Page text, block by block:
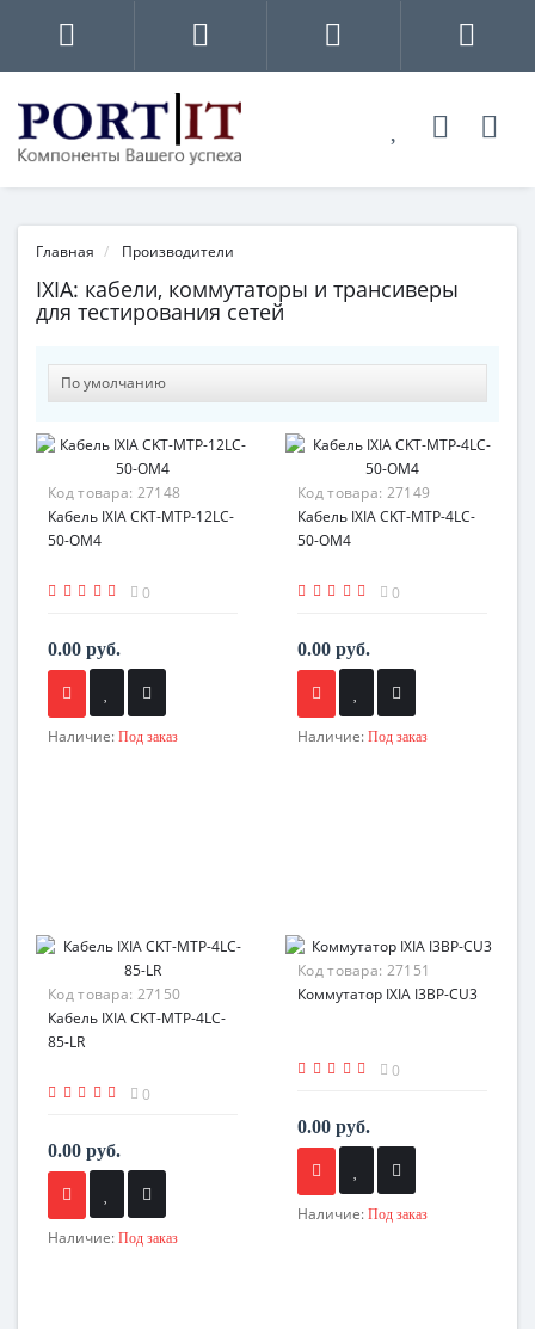
Главная Производители
IXIA: кабели, коммутаторы и трансиверы
для тестирования сетей
Код товара: 27148
Кабель IXIA CKT-MTP-12LC-
50-OM4
0
0.00 руб.
Наличие: Под заказ
Код товара: 27149
Кабель IXIA CKT-MTP-4LC-
50-OM4
0
0.00 руб.
Наличие: Под заказ
Код товара: 27150
Кабель IXIA CKT-MTP-4LC-
85-LR
0
0.00 руб.
Наличие: Под заказ
Код товара: 27151
Коммутатор IXIA I3BP-CU3
0
0.00 руб.
Наличие: Под заказ